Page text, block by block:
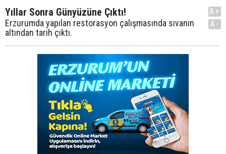
Yıllar Sonra Günyüzüne Çıktı!
Erzurumda yapılan restorasyon çalışmasında sıvanın
altından tarih çıktı.
A+
A-